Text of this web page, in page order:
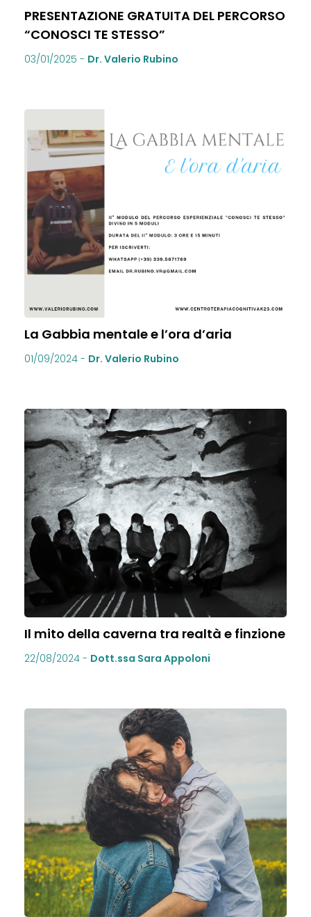
PRESENTAZIONE GRATUITA DEL PERCORSO
“CONOSCI TE STESSO”
03/01/2025 - Dr. Valerio Rubino
La Gabbia mentale e l’ora d’aria
01/09/2024 - Dr. Valerio Rubino
Il mito della caverna tra realtà e finzione
22/08/2024 - Dott.ssa Sara Appoloni